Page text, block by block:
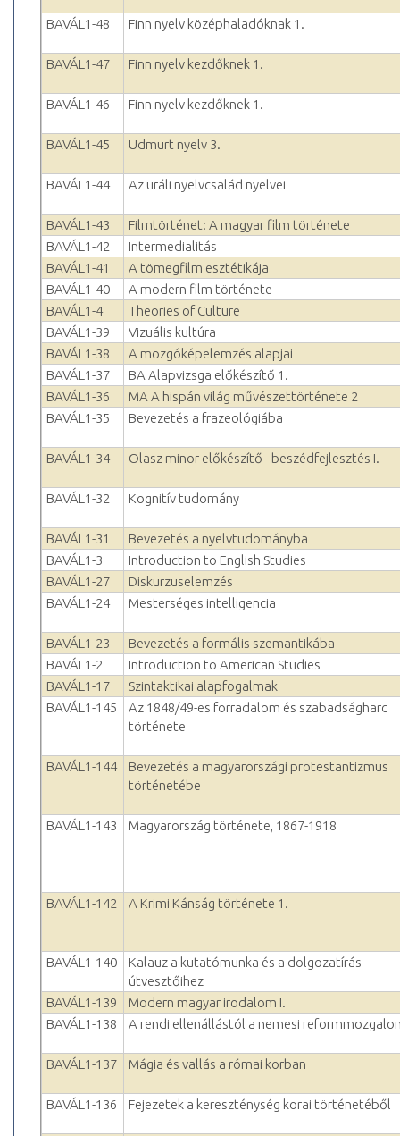
BAVÁL1-48 Finn nyelv középhaladóknak 1.
BAVÁL1-47 Finn nyelv kezdőknek 1.
BAVÁL1-46 Finn nyelv kezdőknek 1.
BAVÁL1-45 Udmurt nyelv 3.
BAVÁL1-44 Az uráli nyelvcsalád nyelvei
BAVÁL1-43
Filmtörténet: A magyar film története
BAVÁL1-42
Intermedialitás
BAVÁL1-41
A tömegfilm esztétikája
BAVÁL1-40
A modern film története
BAVÁL1-4
Theories of Culture
BAVÁL1-39
Vizuális kultúra
BAVÁL1-38
A mozgóképelemzés alapjai
BAVÁL1-37
BA Alapvizsga előkészítő 1.
BAVÁL1-36
MA A hispán világ művészettörténete 2
BAVÁL1-35
Bevezetés a frazeológiába
BAVÁL1-34 Olasz minor előkészítő - beszédfejlesztés I.
BAVÁL1-32 Kognitív tudomány
BAVÁL1-31
Bevezetés a nyelvtudományba
BAVÁL1-3
Introduction to English Studies
BAVÁL1-27
Diskurzuselemzés
BAVÁL1-24
Mesterséges intelligencia
BAVÁL1-23
Bevezetés a formális szemantikába
BAVÁL1-2
Introduction to American Studies
BAVÁL1-17
Szintaktikai alapfogalmak
BAVÁL1-145
Az 1848/49-es forradalom és szabadságharc
története
BAVÁL1-144
Bevezetés a magyarországi protestantizmus
történetébe
BAVÁL1-143 Magyarország története, 1867-1918
BAVÁL1-142 A Krimi Kánság története 1.
BAVÁL1-140
Kalauz a kutatómunka és a dolgozatírás
útvesztőihez
BAVÁL1-139
Modern magyar irodalom I.
BAVÁL1-138
A rendi ellenállástól a nemesi
BAVÁL1-137 Mágia és vallás a római korban
BAVÁL1-136 Fejezetek a kereszténység korai történetéből